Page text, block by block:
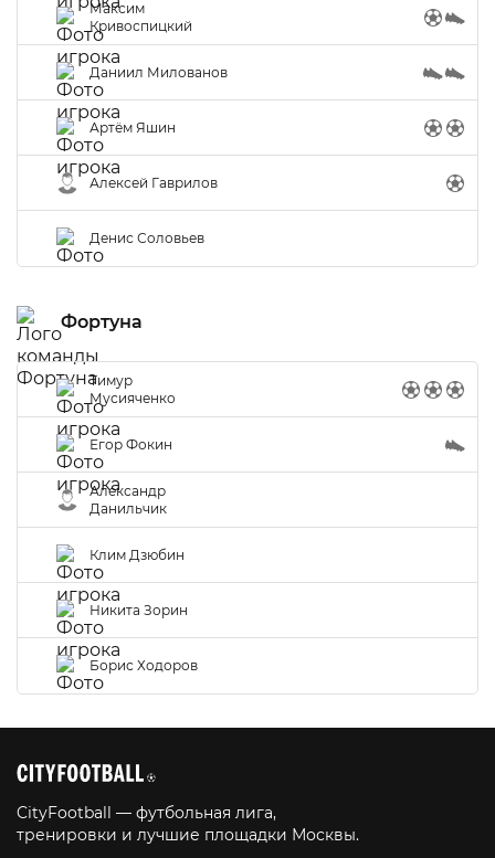
Максим
Кривоспицкий
Даниил Милованов
Артём Яшин
Алексей Гаврилов
Денис Соловьев
Фортуна
Тимур
Мусияченко
Егор Фокин
Александр
Данильчик
Клим Дзюбин
Никита Зорин
Борис Ходоров
CityFootball — футбольная лига,
тренировки и лучшие площадки Москвы.